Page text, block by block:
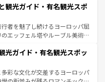
報はコンテンツ一覧を参照してほ
情熱的なフラメンコ、熱気あふ
タパスが生活の一部となってい
された雰囲気や、バルセロナの
地方では古代ローマ遺跡や中世
気候が異なるスペインはその個
しい。
観光ガイド・有名観光スポ
者を魅了し続けるヨーロッパ屈
エッフェル塔やルーブル美術館
いる。華麗な宮殿、歴史的な大
て豊かな自然が、訪れる者を心
ンスは美食の国としても知ら
コ無形文化遺産にも登録されて
光ガイド・有名観光スポッ
彩な文化が交差するヨーロッパ